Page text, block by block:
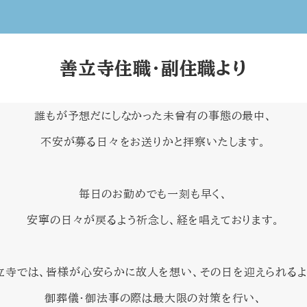
善立寺住職・副住職より
誰もが予想だにしなかった未曾有の事態の最中、
不安が募る日々をお送りかと拝察いたします。
毎日のお勤めでも一刻も早く、
安寧の日々が戻るよう祈念し、経を唱えております。
寺では、皆様が心安らかに故人を想い、その日を迎えられるよ
御葬儀・御法事の際は最大限の対策を行い、